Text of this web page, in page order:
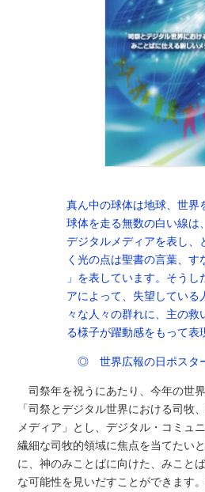
真ん中の球体は地球、世界
球体を走る無数の白い線は
デジタルメディアを表し、
く光の点は聖書の言葉、す
」を表しています。そうし
アによって、失望している
々な人々の群れに、主の救
る様子が躍動感をもって表
◎ 世界広報の日ポスタ
司祭年を祝うにあたり、今年の世界
「司祭とデジタル世界における司牧
メディア」とし、デジタル・コミュ
繊細な司牧的領域に焦点を当てたい
に、神のみことばに向けた、みこと
な可能性を見いだすことができます